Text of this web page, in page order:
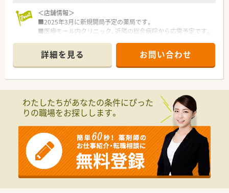
＜店舗情報＞
■2025年3月に新規開局予定の薬局です。
■医療モール内クリニック、近隣の総合病院から応需予定です。
■薬剤師2名+ヘルプにて余裕ある人員体制の予定です。
■JR九州が長崎市の浦上駅前に建設中の12階建てビルに、飲食
店やクリニック、薬局などが集まった商業施設を2025年3月中旬
から順次開業されます。そこの1FにOPENします。
科）から主に、その他周辺複数クリニックから応需予定です。
また近隣の長崎原爆病院からの応需もあり幅広い科目に携わ
ることが可能です。
■当店舗は人工知能（AI）を搭載した調剤ロボットが導入される
予定で、
機械での薬剤の入出庫管理を行うことできるため、
患者の待ち時間の短縮と業務の効率化を図ることが期待され
ております。
また、スマートフォンから処方せんを患者さんが事前に送信す
ることもできるようになるという事です
■処方箋スタートは枚数未定で様子見ですが、安定してきました
詳細を見る お問い合わせ
わたしたちがあなたの条件にぴった
りの職場をお探しします。